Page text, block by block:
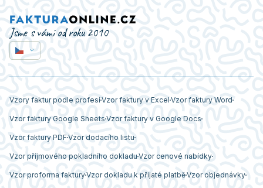
Jsme s vámi od roku 2010
Vzory faktur podle profesíVzor faktury v Excel Vzor faktury Word
Vzor faktury Google Sheets Vzor faktury v Google Docs
Vzor faktury PDFVzor dodacího listu
Vzor příjmového pokladního dokladu Vzor cenové nabídky
Vzor proforma fakturyVzor dokladu k přijaté platběVzor objednávky